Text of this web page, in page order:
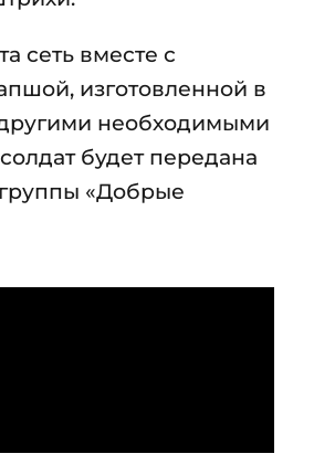
сеть вместе с
изготовленной в
необходимыми
будет передана
«Добрые